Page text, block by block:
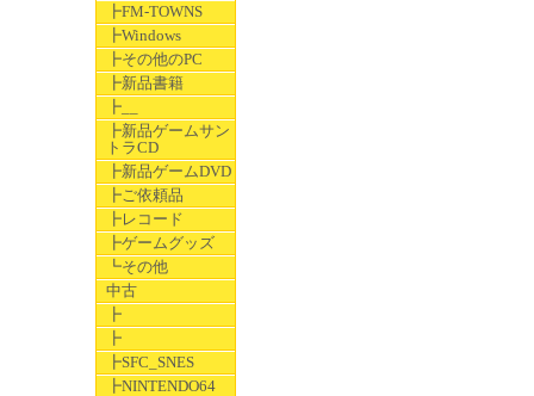
┣FM-TOWNS
┣Windows
┣その他のPC
┣新品書籍
┣__
┣新品ゲームサン
トラCD
┣新品ゲームDVD
┣ご依頼品
┣レコード
┣ゲームグッズ
┗その他
中古
┣
┣
┣SFC_SNES
┣NINTENDO64